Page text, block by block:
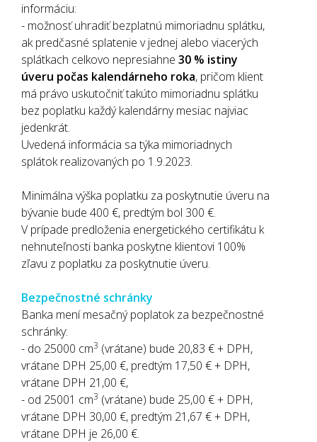
informáciu:
- možnosť uhradiť bezplatnú mimoriadnu splátku,
ak predčasné splatenie v jednej alebo viacerých
splátkach celkovo nepresiahne 30 % istiny
úveru počas kalendárneho roka, pričom klient
má právo uskutočniť takúto mimoriadnu splátku
bez poplatku každý kalendárny mesiac najviac
jedenkrát.
Uvedená informácia sa týka mimoriadnych
splátok realizovaných po 1.9.2023.
Minimálna výška poplatku za poskytnutie úveru na
bývanie bude 400 €, predtým bol 300 €.
V prípade predloženia energetického certifikátu k
nehnuteľnosti banka poskytne klientovi 100%
zľavu z poplatku za poskytnutie úveru.
Bezpečnostné schránky
Banka mení mesačný poplatok za bezpečnostné
schránky:
- do 25000 cm3 (vrátane) bude 20,83 € + DPH,
vrátane DPH 25,00 €, predtým 17,50 € + DPH,
vrátane DPH 21,00 €,
- od 25001 cm3 (vrátane) bude 25,00 € + DPH,
vrátane DPH 30,00 €, predtým 21,67 € + DPH,
vrátane DPH je 26,00 €.